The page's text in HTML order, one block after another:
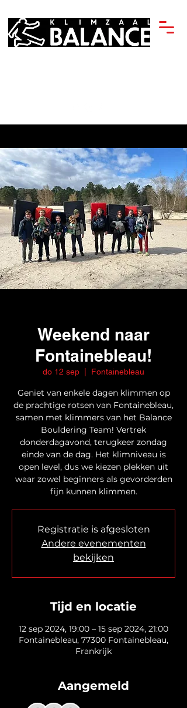
Weekend naar
Fontainebleau!
do 12 sep Fontainebleau
Geniet van enkele dagen klimmen op
de prachtige rotsen van Fontainebleau,
samen met klimmers van het Balance
Bouldering Team! Vertrek
donderdagavond, terugkeer zondag
einde van de dag. Het klimniveau is
open level, dus we kiezen plekken uit
waar zowel beginners als gevorderden
fijn kunnen klimmen.
Registratie is afgesloten
Andere evenementen
bekijken
Tijd en locatie
12 sep 2024, 19:00 – 15 sep 2024, 21:00
Fontainebleau, 77300 Fontainebleau,
Frankrijk
Aangemeld